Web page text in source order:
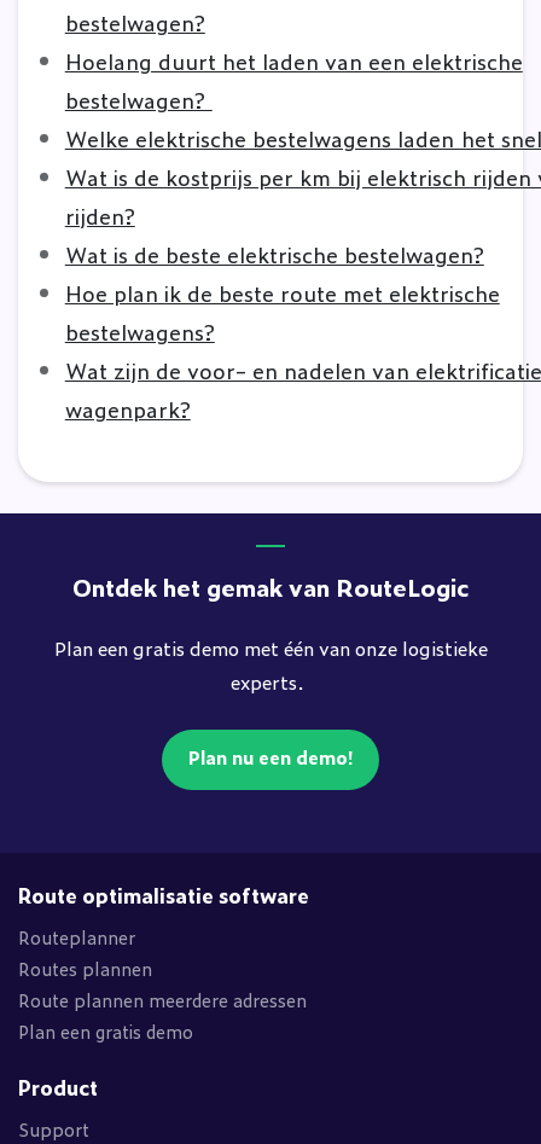
bestelwagen?
Hoelang duurt het laden van een elektrische
bestelwagen?
Welke elektrische bestelwagens laden het
Wat is de kostprijs per km bij elektrisch rijden
rijden?
Wat is de beste elektrische bestelwagen?
Hoe plan ik de beste route met elektrische
bestelwagens?
Wat zijn de voor- en nadelen van
wagenpark?
Ontdek het gemak van RouteLogic
Plan een gratis demo met één van onze logistieke
experts.
Plan nu een demo!
Route optimalisatie software
Routeplanner
Routes plannen
Route plannen meerdere adressen
Plan een gratis demo
Product
Support